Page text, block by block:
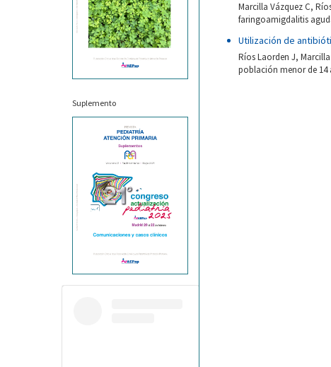
Suplemento
Marcilla Vázquez C,
faringoamigdalitis
Utilización de
Ríos Laorden J,
población menor de 14